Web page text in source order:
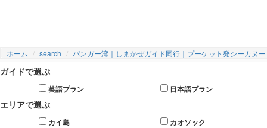
ホーム search パンガー湾｜しまかぜガイド同行｜プーケット発シーカヌ
ムズボンド島＆シーカヌーツアー 。パ
ンガー湾のシーカヌーとジェームズボン
ド島観光、洞窟探検ツアー。
ガイドで選ぶ
英語プラン 日本語プラン
エリアで選ぶ
カイ島
カオソック